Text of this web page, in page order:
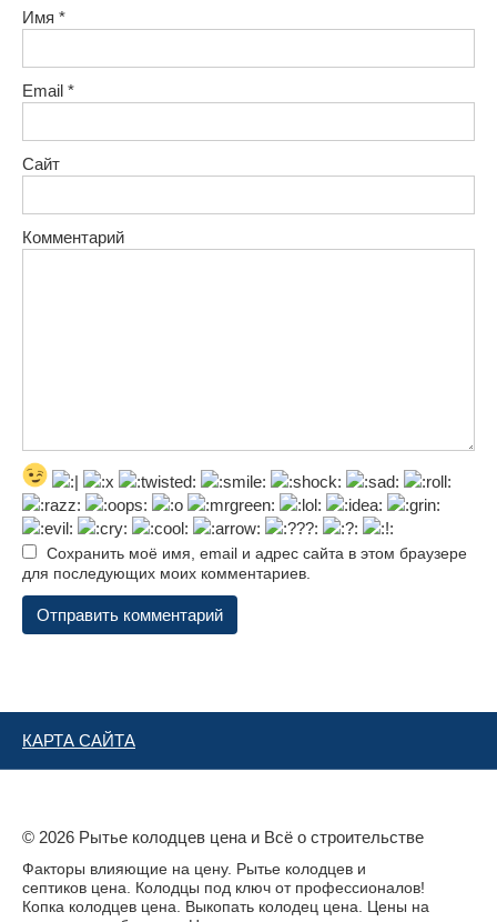
Имя *
Email *
Сайт
Комментарий
Сохранить моё имя, email и адрес сайта в этом браузере
для последующих моих комментариев.
КАРТА САЙТА
© 2026 Рытье колодцев цена и Всё о строительстве
Факторы влияющие на цену. Рытье колодцев и
септиков цена. Колодцы под ключ от профессионалов!
Копка колодцев цена. Выкопать колодец цена. Цены на